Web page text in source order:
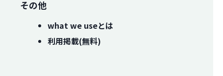
その他
what we useとは
利用掲載(無料)